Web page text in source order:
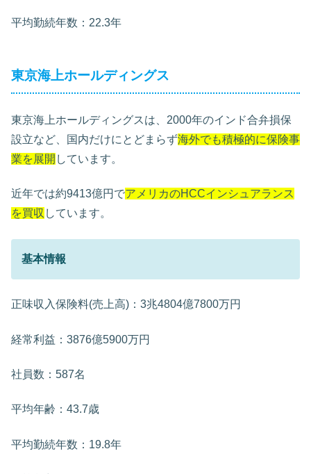
平均勤続年数：22.3年
東京海上ホールディングス
東京海上ホールディングスは、2000年のインド合弁損保
設立など、国内だけにとどまらず海外でも積極的に保険事
業を展開 しています。
近年では約9413億円でアメリカのHCCインシュアランス
を買収 しています。
基本情報
正味収入保険料(売上高)：3兆4804億7800万円
経常利益：3876億5900万円
社員数：587名
平均年齢：43.7歳
平均勤続年数：19.8年